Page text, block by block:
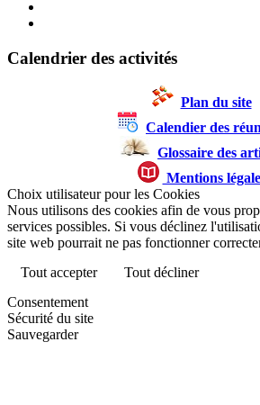
Calendrier des activités
Plan du site
Calendier des
Glossaire des
Mentions
Choix utilisateur pour les Cookies
Nous utilisons des cookies afin de vous
services possibles. Si vous déclinez
site web pourrait ne pas fonctionner
Tout accepter
Tout décliner
Consentement
Sécurité du site
Sauvegarder